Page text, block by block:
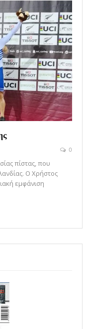
0
πίστας, που
Ο Χρήστος
εμφάνιση